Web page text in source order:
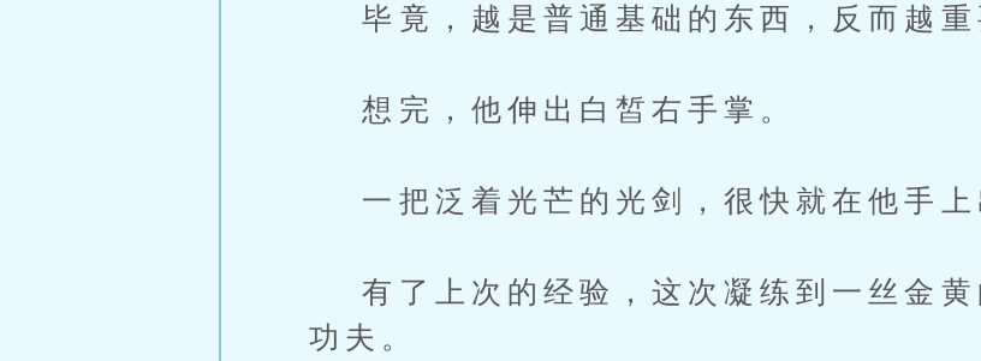
毕竟，越是普通基础的东西，反而越重
想完，他伸出白皙右手掌。
一把泛着光芒的光剑，很快就在他手上
有了上次的经验，这次凝练到一丝金黄
功夫。